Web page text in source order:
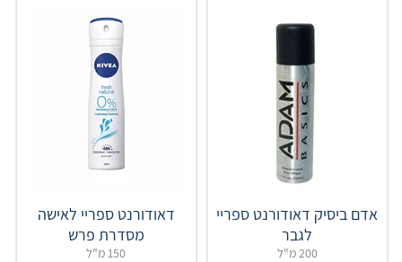
אדם ביסיק דאודורנט ספריי
לגבר
200 מ"ל
דאודורנט ספריי לאישה
מסדרת פרש
150 מ"ל